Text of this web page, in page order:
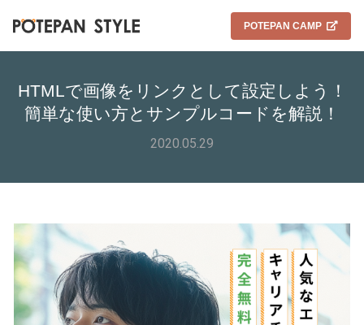
POTEPAN CAMP
HTMLで画像をリンクとして設定しよう！
簡単な使い方とサンプルコードを解説！
2020.05.29